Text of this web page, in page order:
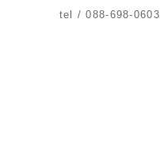
tel / 088-698-0603